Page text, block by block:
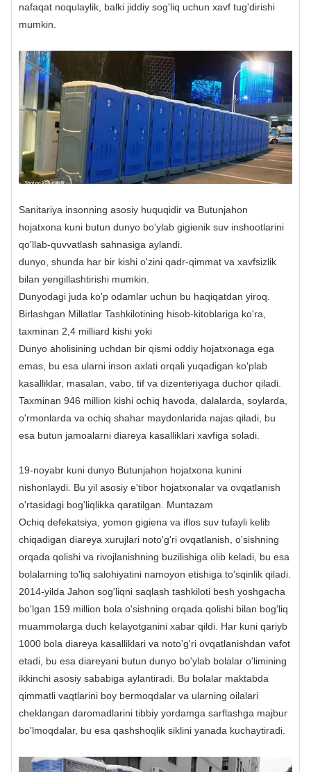
nafaqat noqulaylik, balki jiddiy sog'liq uchun xavf tug'dirishi
mumkin.
Sanitariya insonning asosiy huquqidir va Butunjahon
hojatxona kuni butun dunyo bo'ylab gigienik suv inshootlarini
qo'llab-quvvatlash sahnasiga aylandi.
dunyo, shunda har bir kishi o'zini qadr-qimmat va xavfsizlik
bilan yengillashtirishi mumkin.
Dunyodagi juda ko'p odamlar uchun bu haqiqatdan yiroq.
Birlashgan Millatlar Tashkilotining hisob-kitoblariga ko'ra,
taxminan 2,4 milliard kishi yoki
Dunyo aholisining uchdan bir qismi oddiy hojatxonaga ega
emas, bu esa ularni inson axlati orqali yuqadigan ko'plab
kasalliklar, masalan, vabo, tif va dizenteriyaga duchor qiladi.
Taxminan 946 million kishi ochiq havoda, dalalarda, soylarda,
o'rmonlarda va ochiq shahar maydonlarida najas qiladi, bu
esa butun jamoalarni diareya kasalliklari xavfiga soladi.
19-noyabr kuni dunyo Butunjahon hojatxona kunini
nishonlaydi. Bu yil asosiy e'tibor hojatxonalar va ovqatlanish
o'rtasidagi bog'liqlikka qaratilgan. Muntazam
Ochiq defekatsiya, yomon gigiena va iflos suv tufayli kelib
chiqadigan diareya xurujlari noto'g'ri ovqatlanish, o'sishning
orqada qolishi va rivojlanishning buzilishiga olib keladi, bu esa
bolalarning to'liq salohiyatini namoyon etishiga to'sqinlik qiladi.
2014-yilda Jahon sog'liqni saqlash tashkiloti besh yoshgacha
bo'lgan 159 million bola o'sishning orqada qolishi bilan bog'liq
muammolarga duch kelayotganini xabar qildi. Har kuni qariyb
1000 bola diareya kasalliklari va noto'g'ri ovqatlanishdan vafot
etadi, bu esa diareyani butun dunyo bo'ylab bolalar o'limining
ikkinchi asosiy sababiga aylantiradi. Bu bolalar maktabda
qimmatli vaqtlarini boy bermoqdalar va ularning oilalari
cheklangan daromadlarini tibbiy yordamga sarflashga majbur
bo'lmoqdalar, bu esa qashshoqlik siklini yanada kuchaytiradi.